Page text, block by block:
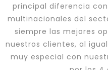
principal diferencia
multinacionales del
siempre las mejores
nuestros clientes, al
muy especial con